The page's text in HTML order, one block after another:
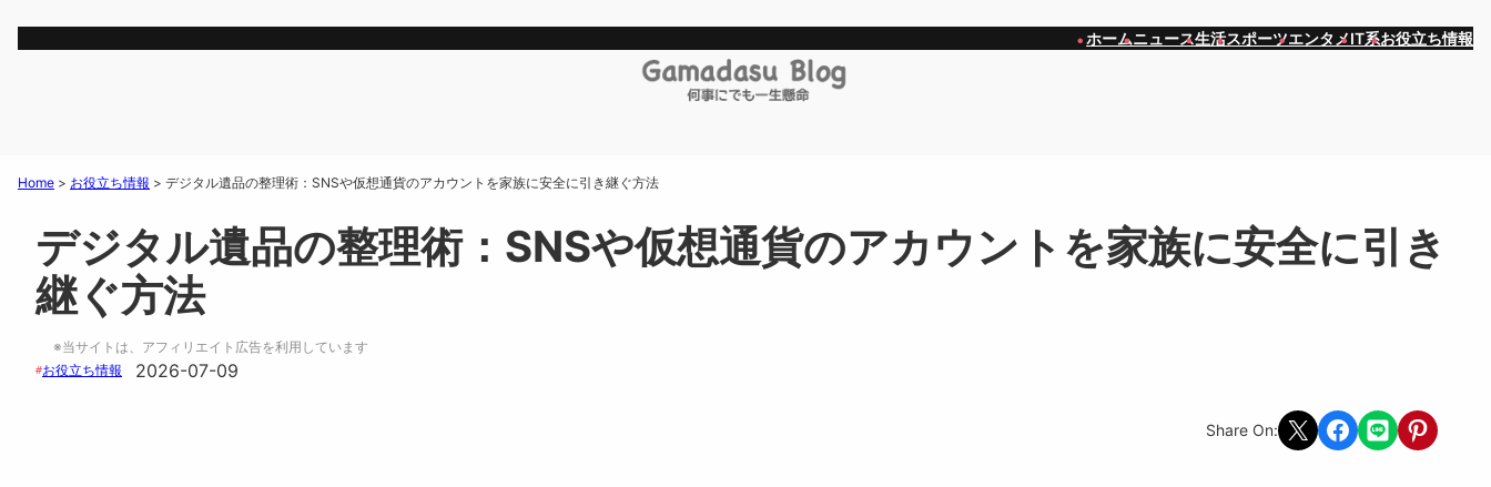
ホームニュース生活スポーツエンタメIT系お役立ち情報
Home > お役立ち情報 > デジタル遺品の整理術：SNSや仮想通貨のアカウントを家族に安全に引き継ぐ方法
デジタル遺品の整理術：SNSや仮想通貨のアカウントを家族に安全に引き
継ぐ方法
※当サイトは、アフィリエイト広告を利用しています
#お役立ち情報 2026-07-09
Share On: Share on X Share on Facebook
Share on LINEShare on